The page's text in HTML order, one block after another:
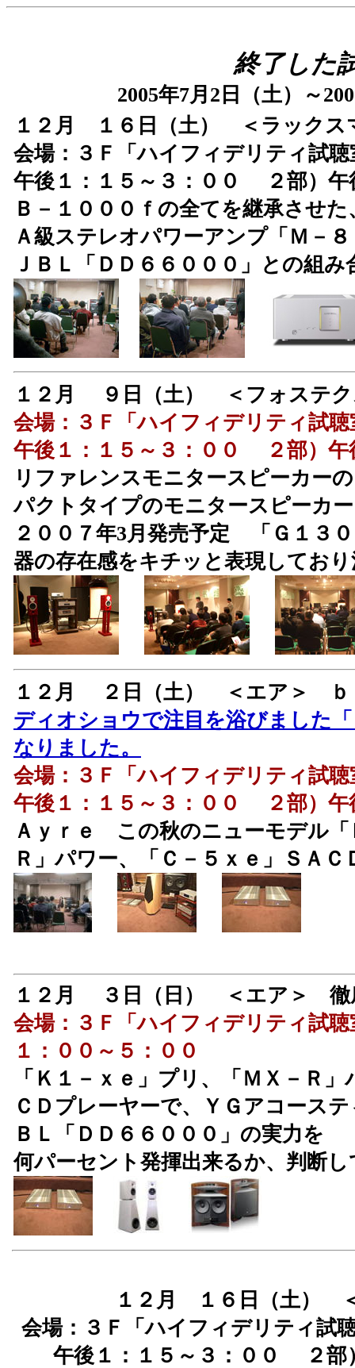
終了した
2005年7月2日（土）～
１２月 １６日（土） ＜ラック
会場：３Ｆ「ハイフィデリティ試
午後１：１５～３：００ ２部）午
Ｂ－１０００ｆの全てを継承させ
Ａ級ステレオパワーアンプ「Ｍ－
ＪＢＬ「ＤＤ６６０００」との組
１２月 ９日（土） ＜フォス
会場：３Ｆ「ハイフィデリティ試
午後１：１５～３：００ ２部）午
リファレンスモニタースピーカー
パクトタイプのモニタースピーカ
２００７年3月発売予定 「Ｇ１３
器の存在感をキチッと表現してお
１２月 ２日（土） ＜エア＞
ディオショウで注目を浴びました
なりました。
会場：３Ｆ「ハイフィデリティ試
午後１：１５～３：００ ２部）午
Ａｙｒｅ この秋のニューモデル「
Ｒ」パワー、「Ｃ－５ｘｅ」ＳＡ
１２月 ３日（日） ＜エア＞ 徹
会場：３Ｆ「ハイフィデリティ試
１：００～５：００
「Ｋ１－ｘｅ」プリ、「ＭＸ－Ｒ
ＣＤプレーヤーで、ＹＧアコース
ＢＬ「ＤＤ６６０００」の実力を
何パーセント発揮出来るか、判断
１２月 １６日（土）
会場：３Ｆ「ハイフィデリティ
午後１：１５～３：００ ２部